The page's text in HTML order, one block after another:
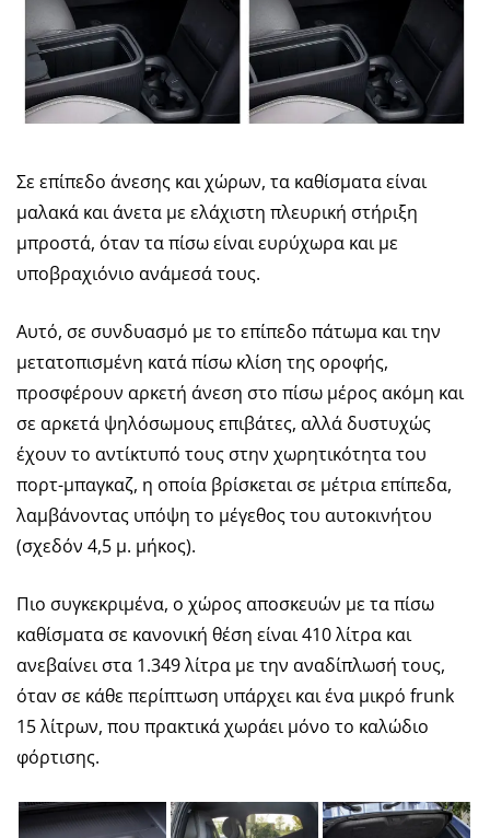
Σε επίπεδο άνεσης και χώρων, τα καθίσματα είναι
μαλακά και άνετα με ελάχιστη πλευρική στήριξη
μπροστά, όταν τα πίσω είναι ευρύχωρα και με
υποβραχιόνιο ανάμεσά τους.
Αυτό, σε συνδυασμό με το επίπεδο πάτωμα και την
μετατοπισμένη κατά πίσω κλίση της οροφής,
προσφέρουν αρκετή άνεση στο πίσω μέρος ακόμη και
σε αρκετά ψηλόσωμους επιβάτες, αλλά δυστυχώς
έχουν το αντίκτυπό τους στην χωρητικότητα του
πορτ-μπαγκαζ, η οποία βρίσκεται σε μέτρια επίπεδα,
λαμβάνοντας υπόψη το μέγεθος του αυτοκινήτου
(σχεδόν 4,5 μ. μήκος).
Πιο συγκεκριμένα, ο χώρος αποσκευών με τα πίσω
καθίσματα σε κανονική θέση είναι 410 λίτρα και
ανεβαίνει στα 1.349 λίτρα με την αναδίπλωσή τους,
όταν σε κάθε περίπτωση υπάρχει και ένα μικρό frunk
15 λίτρων, που πρακτικά χωράει μόνο το καλώδιο
φόρτισης.